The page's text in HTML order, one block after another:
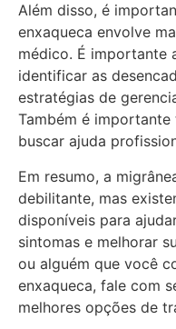
Além disso, é
enxaqueca envolve
médico. É importante
identificar as
estratégias de
Também é
buscar ajuda
Em resumo, a
debilitante, mas
disponíveis para
sintomas e melhorar
ou alguém que você
enxaqueca, fale com
melhores opções de